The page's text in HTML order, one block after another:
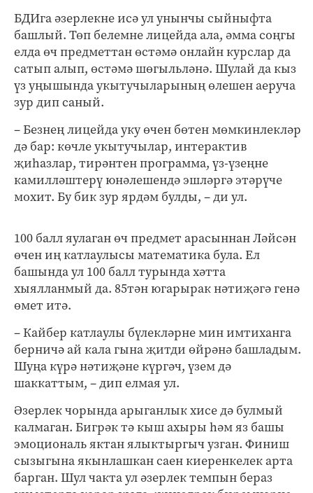
БДИга әзерлекне исә ул унынчы сыйныфта
башлый. Төп белемне лицейда ала, әмма соңгы
елда өч предметтан өстәмә онлайн курслар да
сатып алып, өстәмә шөгыльләнә. Шулай да кыз
үз уңышында укытучыларының өлешен аеруча
зур дип саный.
– Безнең лицейда уку өчен бөтен мөмкинлекләр
дә бар: көчле укытучылар, интерактив
җиһазлар, тирәнтен программа, үз-үзеңне
камилләштерү юнәлешендә эшләргә этәрүче
мохит. Бу бик зур ярдәм булды, – ди ул.
100 балл яулаган өч предмет арасыннан Ләйсән
өчен иң катлаулысы математика була. Ел
башында ул 100 балл турында хәтта
хыялланмый да. 85тән югарырак нәтиҗәгә генә
өмет итә.
– Кайбер катлаулы бүлекләрне мин имтиханга
берничә ай кала гына җитди өйрәнә башладым.
Шуңа күрә нәтиҗәне күргәч, үзем дә
шаккаттым, – дип елмая ул.
Әзерлек чорында арыганлык хисе дә булмый
калмаган. Бигрәк тә кыш ахыры һәм яз башы
эмоциональ яктан ялыктыргыч узган. Финиш
сызыгына якынлашкан саен киеренкелек арта
барган. Шул чакта ул әзерлек темпын бераз